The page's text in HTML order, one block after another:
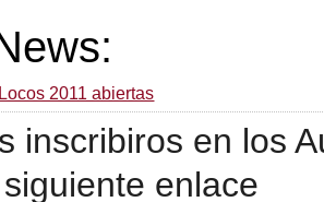
2011 abiertas
inscribiros en los
enlace